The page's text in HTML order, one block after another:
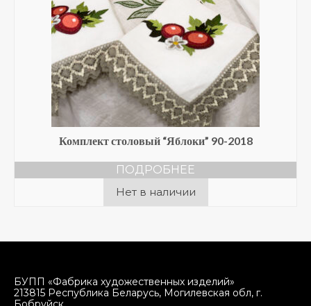
Комплект столовый “Яблоки” 90-2018
ПОДРОБНЕЕ
Нет в наличии
БУПП «Фабрика художественных изделий»
213815 Республика Беларусь, Могилевская обл, г.